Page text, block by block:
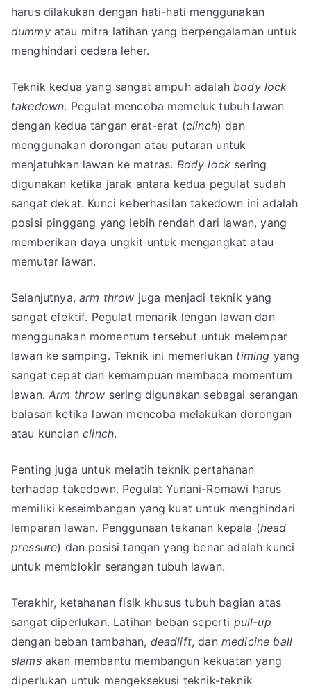
harus dilakukan dengan hati-hati menggunakan
dummyatau mitra latihan yang berpengalaman untuk
menghindari cedera leher.
Teknik kedua yang sangat ampuh adalahbody lock
takedown. Pegulat mencoba memeluk tubuh lawan
dengan kedua tangan erat-erat (clinch) dan
menggunakan dorongan atau putaran untuk
menjatuhkan lawan ke matras. Body lock sering
digunakan ketika jarak antara kedua pegulat sudah
sangat dekat. Kunci keberhasilan takedown ini adalah
posisi pinggang yang lebih rendah dari lawan, yang
memberikan daya ungkit untuk mengangkat atau
memutar lawan.
Selanjutnya,arm throw juga menjadi teknik yang
sangat efektif. Pegulat menarik lengan lawan dan
menggunakan momentum tersebut untuk melempar
lawan ke samping. Teknik ini memerlukan timing yang
sangat cepat dan kemampuan membaca momentum
lawan.Arm throw sering digunakan sebagai serangan
balasan ketika lawan mencoba melakukan dorongan
atau kuncianclinch.
Penting juga untuk melatih teknik pertahanan
terhadap takedown. Pegulat Yunani-Romawi harus
memiliki keseimbangan yang kuat untuk menghindari
lemparan lawan. Penggunaan tekanan kepala (head
pressure) dan posisi tangan yang benar adalah kunci
untuk memblokir serangan tubuh lawan.
Terakhir, ketahanan fisik khusus tubuh bagian atas
sangat diperlukan. Latihan beban seperti pull-up
dengan beban tambahan, deadlift, dan medicine ball
slamsakan membantu membangun kekuatan yang
diperlukan untuk mengeksekusi teknik-teknik